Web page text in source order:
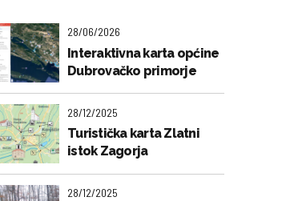
28/06/2026
Interaktivna karta općine
Dubrovačko primorje
28/12/2025
Turistička karta Zlatni
istok Zagorja
28/12/2025